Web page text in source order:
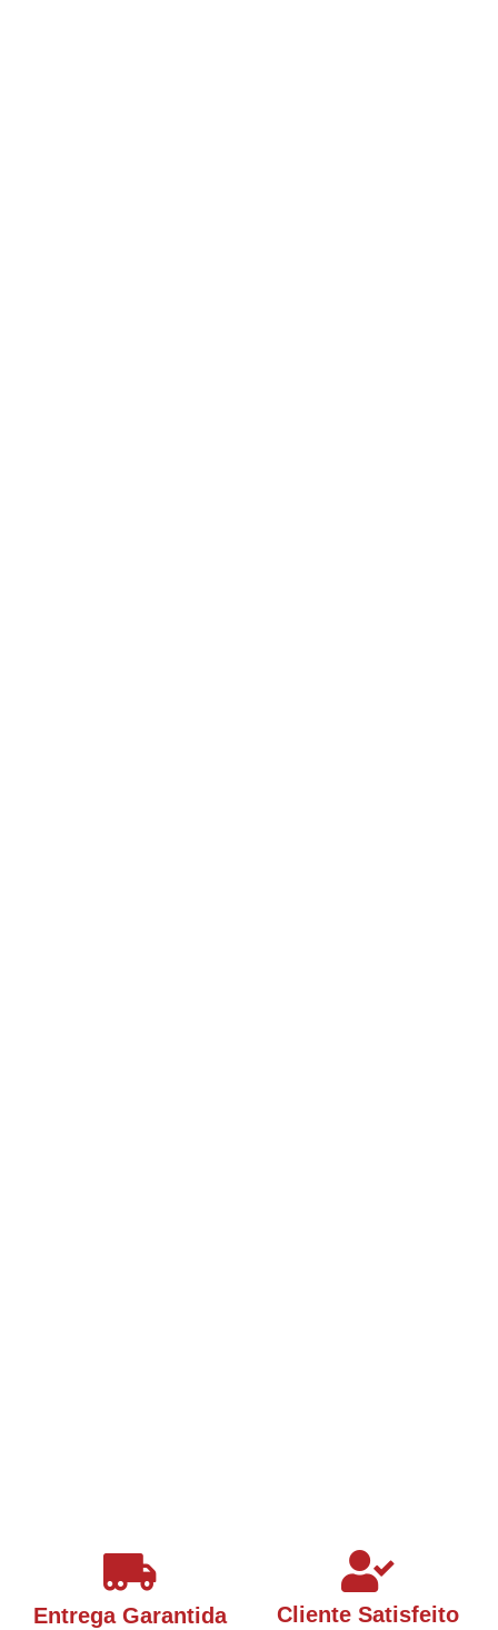
Entrega Garantida Cliente Satisfeito